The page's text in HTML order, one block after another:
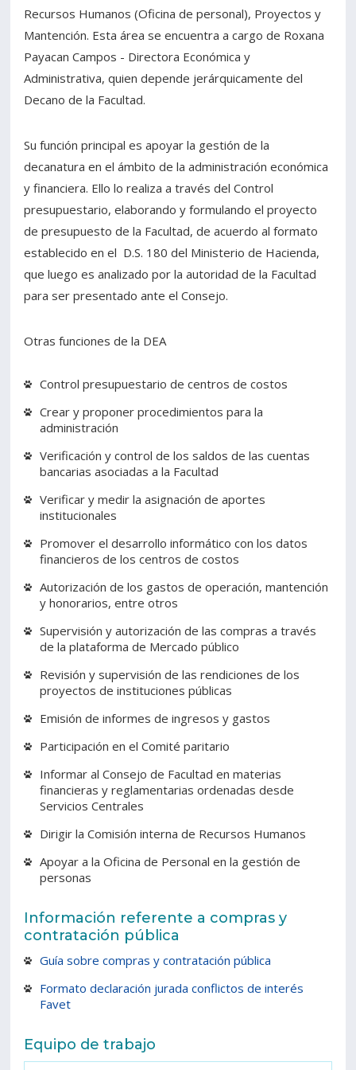
Estudiantes
Académicos
Funcionarios
Egresados
Recursos Humanos (Oficina de personal), Proyectos y
Mantención. Esta área se encuentra a cargo de Roxana
Payacan Campos - Directora Económica y
Administrativa, quien depende jerárquicamente del
Decano de la Facultad.
Su función principal es apoyar la gestión de la
decanatura en el ámbito de la administración económica
y financiera. Ello lo realiza a través del Control
presupuestario, elaborando y formulando el proyecto
de presupuesto de la Facultad, de acuerdo al formato
establecido en el D.S. 180 del Ministerio de Hacienda,
que luego es analizado por la autoridad de la Facultad
para ser presentado ante el Consejo.
Otras funciones de la DEA
Control presupuestario de centros de costos
Crear y proponer procedimientos para la
administración
Verificación y control de los saldos de las cuentas
bancarias asociadas a la Facultad
Verificar y medir la asignación de aportes
institucionales
Promover el desarrollo informático con los datos
financieros de los centros de costos
Autorización de los gastos de operación, mantención
y honorarios, entre otros
Supervisión y autorización de las compras a través
de la plataforma de Mercado público
Revisión y supervisión de las rendiciones de los
proyectos de instituciones públicas
Emisión de informes de ingresos y gastos
Participación en el Comité paritario
Informar al Consejo de Facultad en materias
financieras y reglamentarias ordenadas desde
Servicios Centrales
Dirigir la Comisión interna de Recursos Humanos
Apoyar a la Oficina de Personal en la gestión de
personas
Información referente a compras y
contratación pública
Guía sobre compras y contratación pública
Formato declaración jurada conflictos de interés
Favet
Equipo de trabajo